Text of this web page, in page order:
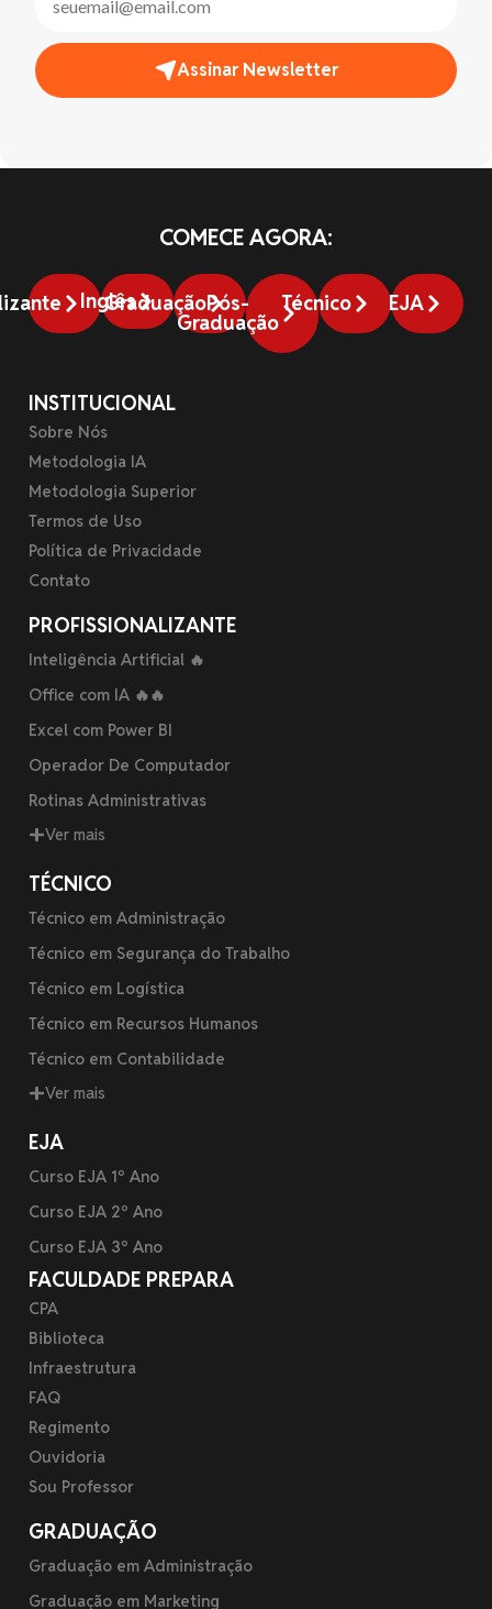
Assinar Newsletter
COMECE AGORA:
Inglês
GraduaçãoPós-
Graduação
Técnico EJA
INSTITUCIONAL
Sobre Nós
Metodologia IA
Metodologia Superior
Termos de Uso
Política de Privacidade
Contato
PROFISSIONALIZANTE
Inteligência Artificial 🔥
Office com IA 🔥🔥
Excel com Power BI
Operador De Computador
Rotinas Administrativas
Ver mais
TÉCNICO
Técnico em Administração
Técnico em Segurança do Trabalho
Técnico em Logística
Técnico em Recursos Humanos
Técnico em Contabilidade
Ver mais
EJA
Curso EJA 1º Ano
Curso EJA 2º Ano
Curso EJA 3º Ano
FACULDADE PREPARA
CPA
Biblioteca
Infraestrutura
FAQ
Regimento
Ouvidoria
Sou Professor
GRADUAÇÃO
Graduação em Administração
Graduação em Marketing